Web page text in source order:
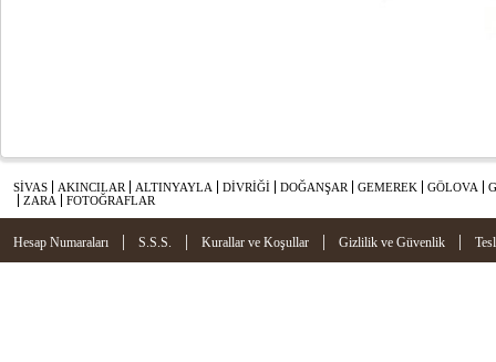
SİVAS AKINCILAR ALTINYAYLA DİVRİĞİ DOĞANŞAR GEMEREK GÖLOVA
ZARA
FOTOĞRAFLAR
Hesap Numaraları | S.S.S. | Kurallar ve Koşullar | Gizlilik ve Güvenlik |